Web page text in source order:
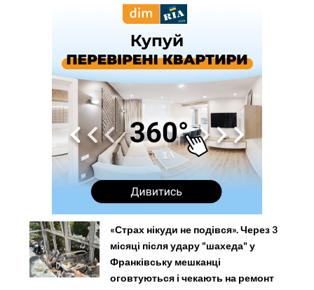
«Страх нікуди не подівся». Через 3
місяці після удару "шахеда" у
Франківську мешканці
оговтуються і чекають на ремонт